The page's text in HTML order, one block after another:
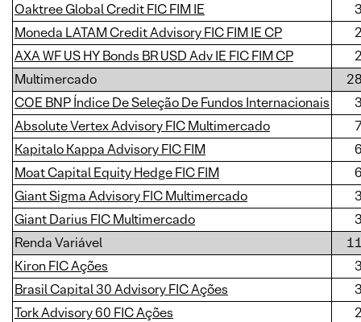
Oaktree Global Credit FIC FIM IE
Moneda LATAM Credit Advisory FIC FIM IE CP
AXA WF US HY Bonds BR USD Adv IE FIC FIM CP
Multimercado
COE BNP Índice De Seleção De Fundos Internacionais
Absolute Vertex Advisory FIC Multimercado
Kapitalo Kappa Advisory FIC FIM
Moat Capital Equity Hedge FIC FIM
Giant Sigma Advisory FIC Multimercado
Giant Darius FIC Multimercado
Renda Variável
Kiron FIC Ações
Brasil Capital 30 Advisory FIC Ações
Tork Advisory 60 FIC Ações